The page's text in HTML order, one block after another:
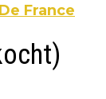
France